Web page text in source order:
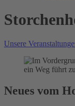
Unsere
Neues vom